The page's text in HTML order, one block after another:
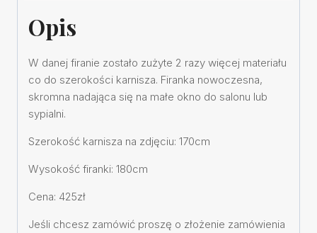
Opis
W danej firanie zostało zużyte 2 razy więcej materiału
co do szerokości karnisza. Firanka nowoczesna,
skromna nadająca się na małe okno do salonu lub
sypialni.
Szerokość karnisza na zdjęciu: 170cm
Wysokość firanki: 180cm
Cena: 425zł
Jeśli chcesz zamówić proszę o złożenie zamówienia